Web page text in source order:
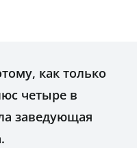
как только
четыре в
заведующая